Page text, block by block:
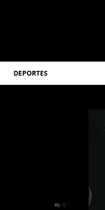
DEPORTES
0